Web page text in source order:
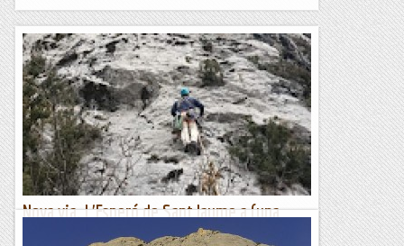
Nova via. L'Esperó de Sant Jaume a (una
paret sense nom).